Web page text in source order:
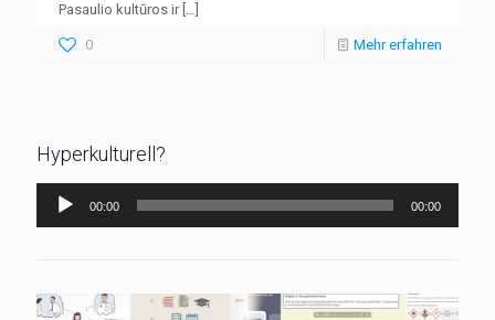
Pasaulio kultūros ir[…]
0 Mehr erfahren
Hyperkulturell?
Audio-
Player
00:00 00:00